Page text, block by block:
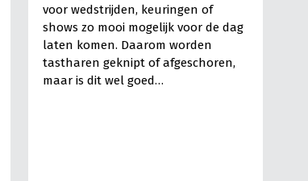
voor wedstrijden, keuringen of
shows zo mooi mogelijk voor de dag
laten komen. Daarom worden
tastharen geknipt of afgeschoren,
maar is dit wel goed…